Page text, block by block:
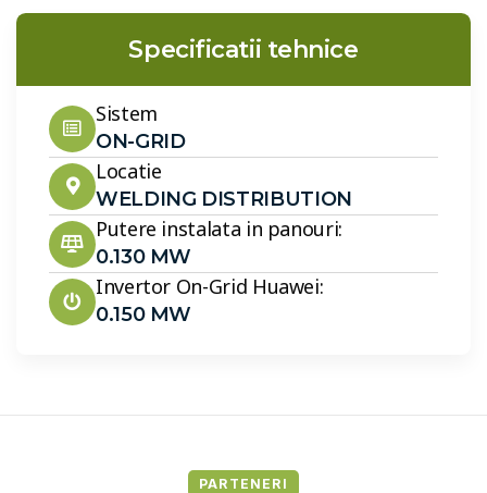
Specificatii tehnice
Sistem
ON-GRID
Locatie
WELDING DISTRIBUTION
Putere instalata in panouri:
0.130 MW
Invertor On-Grid Huawei:
0.150 MW
PARTENERI